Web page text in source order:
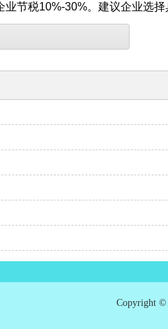
节税10%-30%。建议企业选
Copyright